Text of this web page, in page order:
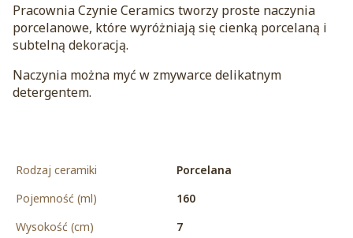
Pracownia Czynie Ceramics tworzy proste naczynia
porcelanowe, które wyróżniają się cienką porcelaną i
subtelną dekoracją.
Naczynia można myć w zmywarce delikatnym
detergentem.
Rodzaj ceramiki
Porcelana
Pojemność (ml)
160
Wysokość (cm)
7